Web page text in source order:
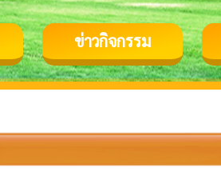
ข่าวกิจกรรม